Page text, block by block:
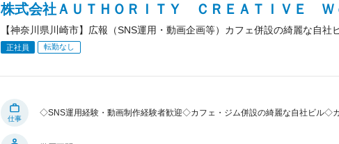
株式会社ＡＵＴＨＯＲＩＴＹ ＣＲＥＡＴＩＶＥ Ｗ
【神奈川県川崎市】広報（SNS運用・動画企画等）カフェ併設の綺麗な自社
正社員 転勤なし
仕事
◇SNS運用経験・動画制作経験者歓迎◇カフェ・ジム併設の綺麗な自社ビル◇